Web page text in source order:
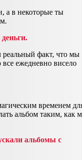
а в некоторые ты
реальный факт, что мы
ежедневно висело
временем
альбом таким, как
альбомы с